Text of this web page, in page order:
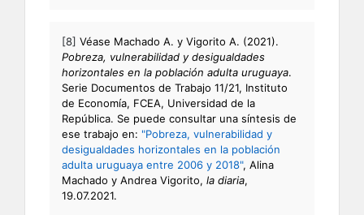
[8] Véase Machado A. y Vigorito A. (2021).
Pobreza, vulnerabilidad y desigualdades
horizontales en la población adulta uruguaya.
Serie Documentos de Trabajo 11/21, Instituto
de Economía, FCEA, Universidad de la
República. Se puede consultar una síntesis de
ese trabajo en: "Pobreza, vulnerabilidad y
desigualdades horizontales en la población
adulta uruguaya entre 2006 y 2018", Alina
Machado y Andrea Vigorito, la diaria,
19.07.2021.